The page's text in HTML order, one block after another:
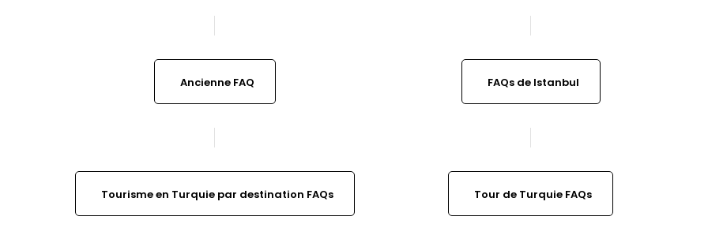
Ancienne FAQ
Tourisme en Turquie par destination FAQs
FAQs de Istanbul
Tour de Turquie FAQs